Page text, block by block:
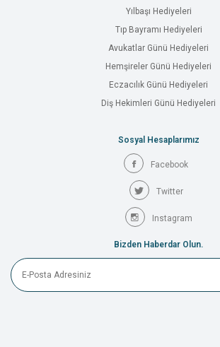
Yılbaşı Hediyeleri
Tıp Bayramı Hediyeleri
Avukatlar Günü Hediyeleri
Hemşireler Günü Hediyeleri
Eczacılık Günü Hediyeleri
Diş Hekimleri Günü Hediyeleri
Sosyal Hesaplarımız
Facebook
Twitter
Instagram
Bizden Haberdar Olun.